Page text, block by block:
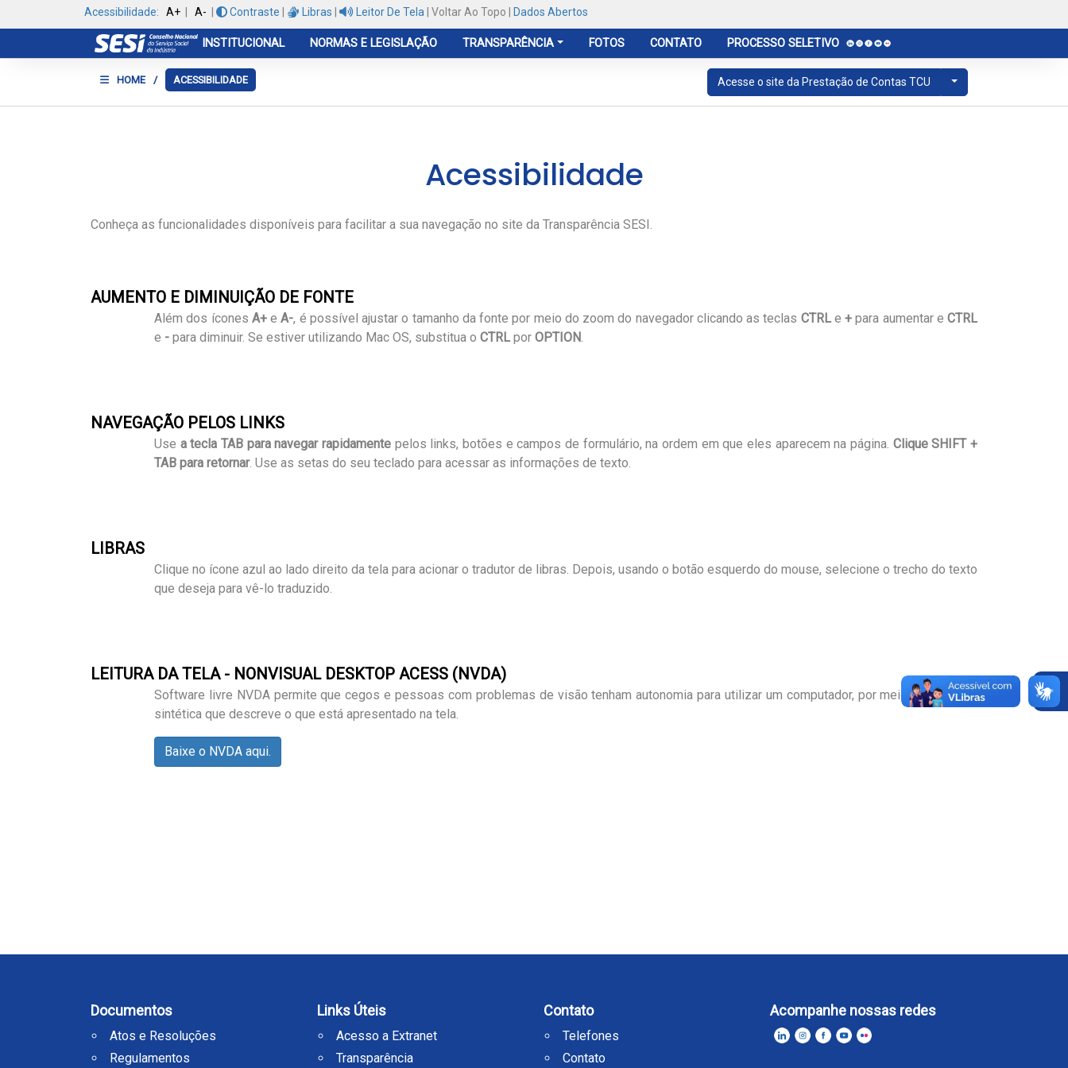
Acessibilidade: A+ A- Contraste Libras Leitor De Tela Voltar Ao Topo Dados Abertos
INSTITUCIONAL NORMAS E LEGISLAÇÃO TRANSPARÊNCIA FOTOS CONTATO PROCESSO SELETIVO
HOME / ACESSIBILIDADE Acesse o site da Prestação de Contas TCU
Acessibilidade
Conheça as funcionalidades disponíveis para facilitar a sua navegação no site da Transparência SESI.
AUMENTO E DIMINUIÇÃO DE FONTE
Além dos ícones A+eA-, é possível ajustar o tamanho da fonte por meio do zoom do navegador clicando as teclas CTRLe + para aumentar e CTRL
e - para diminuir. Se estiver utilizando Mac OS, substitua o CTRLpor OPTION.
NAVEGAÇÃO PELOS LINKS
Use a tecla TAB para navegar rapidamente pelos links, botões e campos de formulário, na ordem em que eles aparecem na página. Clique SHIFT +
TAB para retornar. Use as setas do seu teclado para acessar as informações de texto.
LIBRAS
Clique no ícone azul ao lado direito da tela para acionar o tradutor de libras. Depois, usando o botão esquerdo do mouse, selecione o trecho do texto
que deseja para vê-lo traduzido.
LEITURA DA TELA - NONVISUAL DESKTOP ACESS (NVDA)
Software livre NVDA permite que cegos e pessoas com problemas de visão tenham autonomia para utilizar um computador, por meio de uma voz
sintética que descreve o que está apresentado na tela.
Baixe o NVDA aqui.
Documentos
Atos e Resoluções
Regulamentos
Links Úteis
Acesso a Extranet
Transparência
Contato
Telefones
Contato
Acompanhe nossas redes